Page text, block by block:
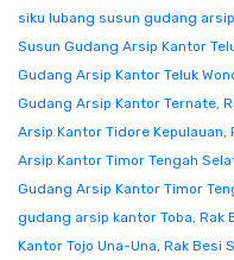
siku lubang susun gudang
Susun Gudang Arsip Kantor
Gudang Arsip Kantor Teluk
Gudang Arsip Kantor Ternate,
Arsip Kantor Tidore Kepulauan,
Arsip Kantor Timor Tengah
Gudang Arsip Kantor Timor
gudang arsip kantor Toba, Rak
Kantor Tojo Una-Una, Rak Besi